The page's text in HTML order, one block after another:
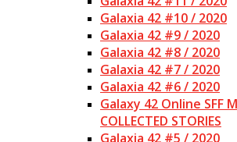
Galaxia 42 #10 / 2020
Galaxia 42 #9 / 2020
Galaxia 42 #8 / 2020
Galaxia 42 #7 / 2020
Galaxia 42 #6 / 2020
Galaxy 42 Online SFF
COLLECTED STORIES
Galaxia 42 #5 / 2020